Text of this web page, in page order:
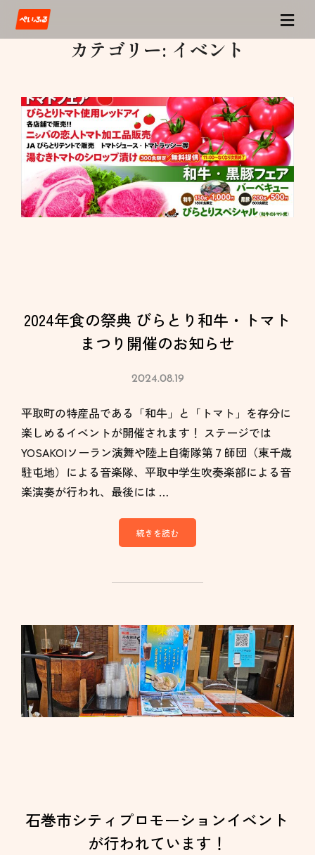
カテゴリー: イベント
2024年食の祭典 びらとり和牛・トマト
まつり開催のお知らせ
2024.08.19
平取町の特産品である「和牛」と「トマト」を存分に
楽しめるイベントが開催されます！ ステージでは
YOSAKOIソーラン演舞や陸上自衛隊第７師団（東千歳
駐屯地）による音楽隊、平取中学生吹奏楽部による音
楽演奏が行われ、最後には …
続きを読む
石巻市シティプロモーションイベント
が行われています！